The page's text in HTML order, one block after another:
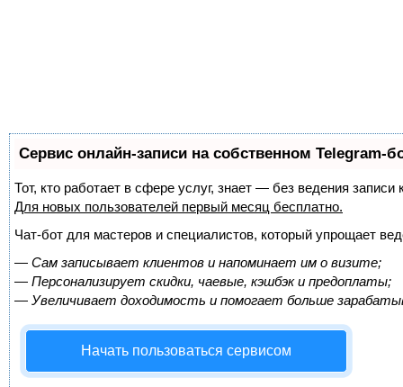
Сервис онлайн-записи на собственном Telegram-
Тот, кто работает в сфере услуг, знает — без ведения
Для новых пользователей первый месяц бесплатно.
Чат-бот для мастеров и специалистов, который упрощает
— Сам записывает клиентов и напоминает им о визите;
— Персонализирует скидки, чаевые, кэшбэк и предоплаты;
— Увеличивает доходимость и помогает больше
Начать пользоваться сервисом